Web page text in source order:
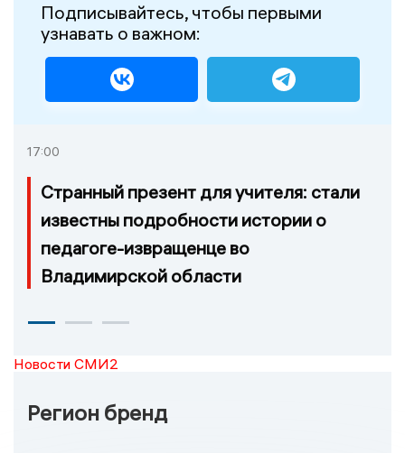
Подписывайтесь, чтобы первыми
узнавать о важном:
17:00
Странный презент для учителя: стали
известны подробности истории о
педагоге-извращенце во
Владимирской области
Новости СМИ2
Регион бренд